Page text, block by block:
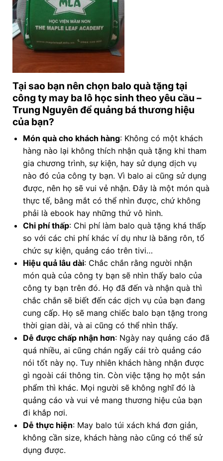
Tại sao bạn nên chọn balo quà tặng tại
công ty may ba lô học sinh theo yêu cầu –
Trung Nguyên để quảng bá thương hiệu
của bạn?
Món quà cho khách hàng: Không có một khách
hàng nào lại không thích nhận quà tặng khi tham
gia chương trình, sự kiện, hay sử dụng dịch vụ
nào đó của công ty bạn. Vì balo ai cũng sử dụng
được, nên họ sẽ vui vẻ nhận. Đây là một món quà
thực tế, bằng mắt có thể nhìn được, chứ không
phải là ebook hay những thứ vô hình.
Chi phí thấp: Chi phí làm balo quà tặng khá thấp
so với các chi phí khác ví dụ như là băng rôn, tổ
chức sự kiện, quảng cáo trên tivi…
Hiệu quả lâu dài: Chắc chắn rằng người nhận
món quà của công ty bạn sẽ nhìn thấy balo của
công ty bạn trên đó. Họ đã đến và nhận quà thì
chắc chắn sẽ biết đến các dịch vụ của bạn đang
cung cấp. Họ sẽ mang chiếc balo bạn tặng trong
thời gian dài, và ai cũng có thể nhìn thấy.
Dễ được chấp nhận hơn: Ngày nay quảng cáo đã
quá nhiều, ai cũng chán ngấy cái trò quảng cáo
nói tốt này nọ. Tuy nhiên khách hàng nhận được
gì ngoài cái thông tin. Còn việc tặng họ một sản
phẩm thì khác. Mọi người sẽ không nghĩ đó là
quảng cáo và vui vẻ mang thương hiệu của bạn
đi khắp nơi.
Dễ thực hiện: May balo túi xách khá đơn giản,
không cần size, khách hàng nào cũng có thể sử
dụng được.